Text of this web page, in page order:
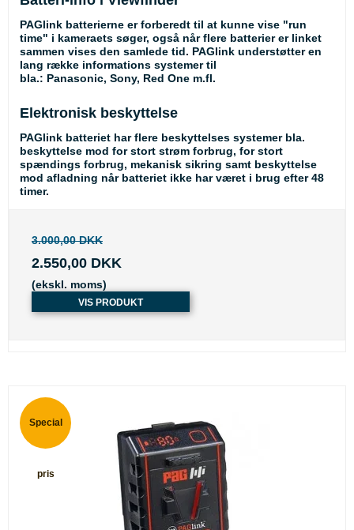
PAGlink batterierne er forberedt til at kunne vise "run
time" i kameraets søger, også når flere batterier er linket
sammen vises den samlede tid. PAGlink understøtter en
lang række informations systemer til
bla.: Panasonic, Sony, Red One m.fl.
Elektronisk beskyttelse
PAGlink batteriet har flere beskyttelses systemer bla.
beskyttelse mod for stort strøm forbrug, for stort
spændings forbrug, mekanisk sikring samt beskyttelse
mod afladning når batteriet ikke har været i brug efter 48
timer.
3.000,00 DKK
2.550,00 DKK
(ekskl. moms)
VIS PRODUKT
Special
pris